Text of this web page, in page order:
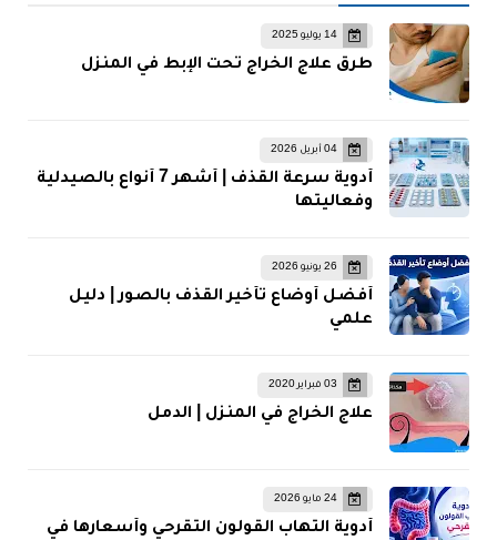
14 يوليو 2025
طرق علاج الخراج تحت الإبط في المنزل
04 أبريل 2026
أدوية سرعة القذف | أشهر 7 أنواع بالصيدلية
وفعاليتها
26 يونيو 2026
أفضل أوضاع تأخير القذف بالصور | دليل
علمي
03 فبراير 2020
علاج الخراج في المنزل | الدمل
24 مايو 2026
أدوية التهاب القولون التقرحي وأسعارها في